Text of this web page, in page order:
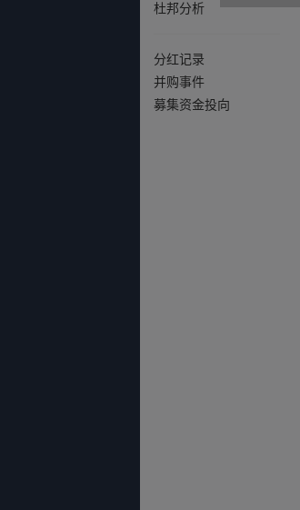
杜邦分析
分红记录
并购事件
募集资金投向